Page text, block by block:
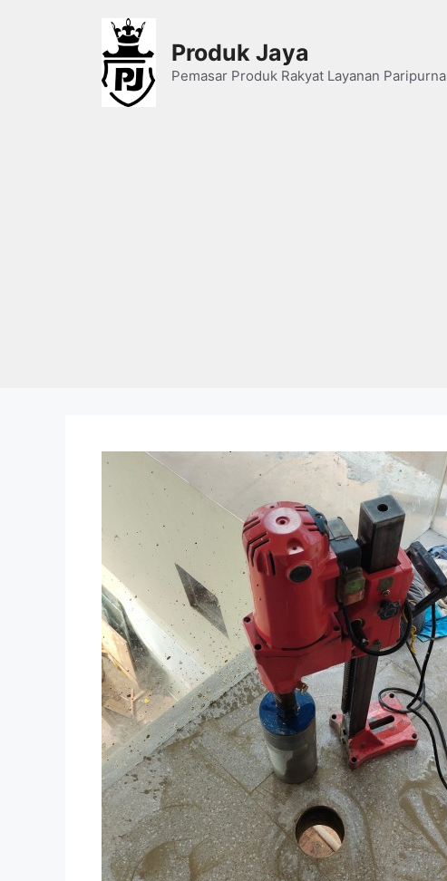
Produk Jaya
Pemasar Produk Rakyat Layanan Paripurna